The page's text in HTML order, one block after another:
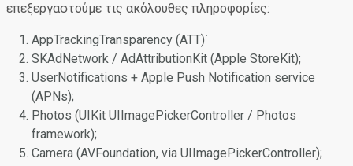
επεξεργαστούμε τις ακόλουθες πληροφορίες:
AppTrackingTransparency (ATT)˙
SKAdNetwork / AdAttributionKit (Apple StoreKit);
UserNotifications + Apple Push Notification service
(APNs);
Photos (UIKit UIImagePickerController / Photos
framework);
Camera (AVFoundation, via UIImagePickerController);